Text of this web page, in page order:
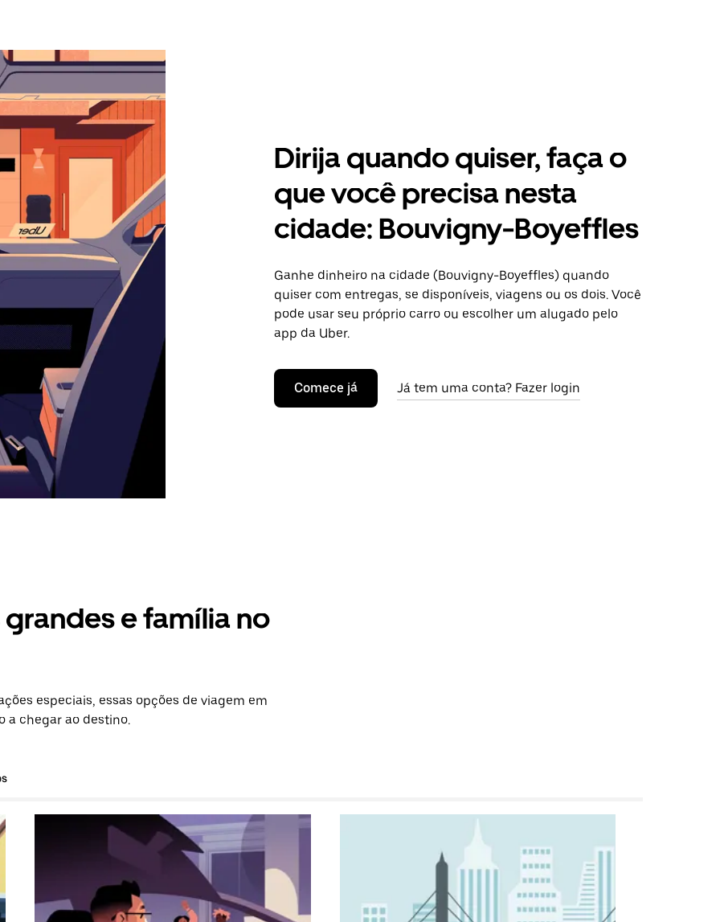
Dirija quando quiser, faça o
que você precisa nesta
cidade: Bouvigny-Boyeffles
Ganhe dinheiro na cidade (Bouvigny-Boyeffles) quando
quiser com entregas, se disponíveis, viagens ou os dois. Você
pode usar seu próprio carro ou escolher um alugado pelo
app da Uber.
Comece já Já tem uma conta? Fazer login
e família no
especiais, essas opções de viagem em
a chegar ao destino.